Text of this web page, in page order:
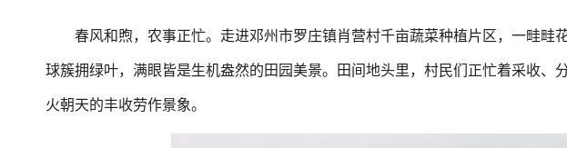
春风和煦，农事正忙。走进邓州市罗庄镇肖营村千亩蔬菜种植片区，一畦畦
球簇拥绿叶，满眼皆是生机盎然的田园美景。田间地头里，村民们正忙着采收、
火朝天的丰收劳作景象。